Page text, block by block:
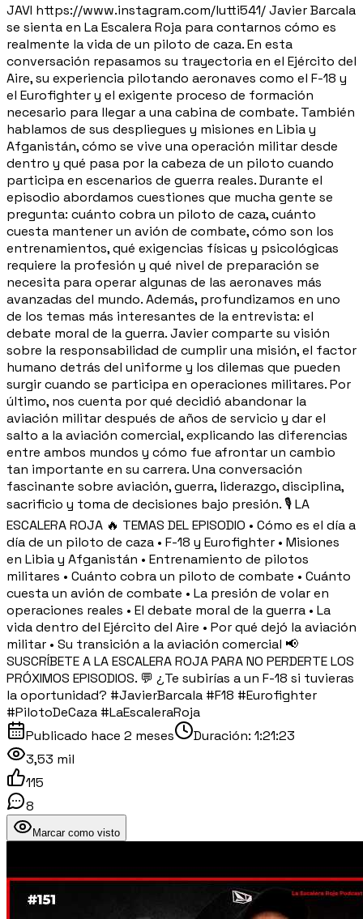
JAVI https://www.instagram.com/lutti541/ Javier Barcala
se sienta en La Escalera Roja para contarnos cómo es
realmente la vida de un piloto de caza. En esta
conversación repasamos su trayectoria en el Ejército del
Aire, su experiencia pilotando aeronaves como el F-18 y
el Eurofighter y el exigente proceso de formación
necesario para llegar a una cabina de combate. También
hablamos de sus despliegues y misiones en Libia y
Afganistán, cómo se vive una operación militar desde
dentro y qué pasa por la cabeza de un piloto cuando
participa en escenarios de guerra reales. Durante el
episodio abordamos cuestiones que mucha gente se
pregunta: cuánto cobra un piloto de caza, cuánto
cuesta mantener un avión de combate, cómo son los
entrenamientos, qué exigencias físicas y psicológicas
requiere la profesión y qué nivel de preparación se
necesita para operar algunas de las aeronaves más
avanzadas del mundo. Además, profundizamos en uno
de los temas más interesantes de la entrevista: el
debate moral de la guerra. Javier comparte su visión
sobre la responsabilidad de cumplir una misión, el factor
humano detrás del uniforme y los dilemas que pueden
surgir cuando se participa en operaciones militares. Por
último, nos cuenta por qué decidió abandonar la
aviación militar después de años de servicio y dar el
salto a la aviación comercial, explicando las diferencias
entre ambos mundos y cómo fue afrontar un cambio
tan importante en su carrera. Una conversación
fascinante sobre aviación, guerra, liderazgo, disciplina,
sacrificio y toma de decisiones bajo presión. 🎙️ LA
ESCALERA ROJA 🔥 TEMAS DEL EPISODIO • Cómo es el día a
día de un piloto de caza • F-18 y Eurofighter • Misiones
en Libia y Afganistán • Entrenamiento de pilotos
militares • Cuánto cobra un piloto de combate • Cuánto
cuesta un avión de combate • La presión de volar en
operaciones reales • El debate moral de la guerra • La
vida dentro del Ejército del Aire • Por qué dejó la aviación
militar • Su transición a la aviación comercial 📢
SUSCRÍBETE A LA ESCALERA ROJA PARA NO PERDERTE LOS
PRÓXIMOS EPISODIOS. 💬 ¿Te subirías a un F-18 si tuvieras
la oportunidad? #JavierBarcala #F18 #Eurofighter
#PilotoDeCaza #LaEscaleraRoja
Publicado hace 2 meses Duración: 1:21:23
3,53 mil
115
8
Marcar como visto